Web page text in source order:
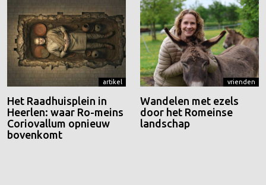
artikel
Het Raadhuisplein in
Heerlen: waar Ro-meins
Coriovallum opnieuw
bovenkomt
vrienden
Wandelen met ezels
door het Romeinse
landschap